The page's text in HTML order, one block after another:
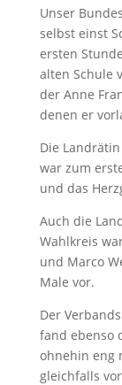
Unser
selbst einst
ersten
alten Schule
der Anne
denen er
Die
war zum
und das
Auch die
Wahlkreis
und Marco
Male vor.
Der
fand ebenso
ohnehin eng
gleichfalls